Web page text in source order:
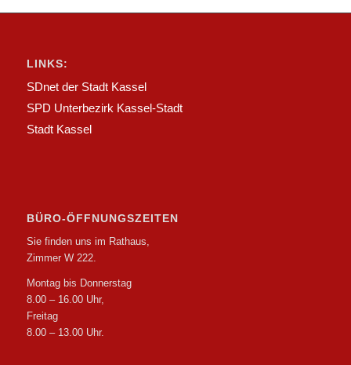
LINKS:
SDnet der Stadt Kassel
SPD Unterbezirk Kassel-Stadt
Stadt Kassel
BÜRO-ÖFFNUNGSZEITEN
Sie finden uns im Rathaus,
Zimmer W 222.
Montag bis Donnerstag
8.00 – 16.00 Uhr,
Freitag
8.00 – 13.00 Uhr.